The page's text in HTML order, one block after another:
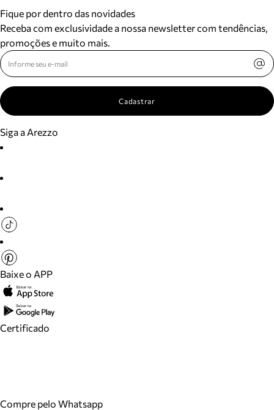
Fique por dentro das novidades
Receba com exclusividade a nossa newsletter com tendências,
promoções e muito mais.
Cadastrar
Siga a Arezzo
Baixe o APP
Certificado
Compre pelo Whatsapp